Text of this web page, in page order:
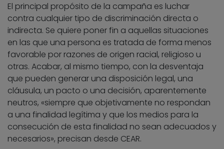
El principal propósito de la campaña es luchar
contra cualquier tipo de discriminación directa o
indirecta. Se quiere poner fin a aquellas situaciones
en las que una persona es tratada de forma menos
favorable por razones de origen racial, religioso u
otras. Acabar, al mismo tiempo, con la desventaja
que pueden generar una disposición legal, una
cláusula, un pacto o una decisión, aparentemente
neutros, «siempre que objetivamente no respondan
a una finalidad legítima y que los medios para la
consecución de esta finalidad no sean adecuados y
necesarios», precisan desde CEAR.